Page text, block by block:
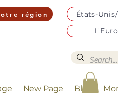
région
États-
New Page Blog